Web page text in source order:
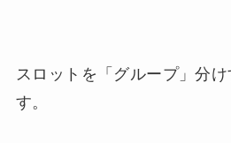
スロットを「グループ」分
す。